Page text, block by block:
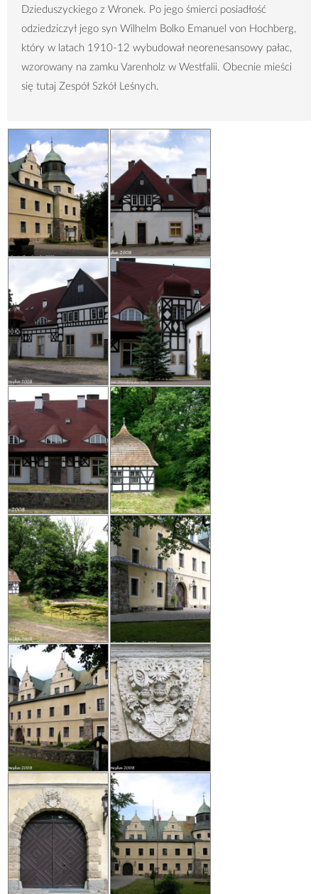
Dzieduszyckiego z Wronek. Po jego śmierci posiadłość
odziedziczył jego syn Wilhelm Bolko Emanuel von Hochberg,
który w latach 1910-12 wybudował neorenesansowy pałac,
wzorowany na zamku Varenholz w Westfalii. Obecnie mieści
się tutaj Zespół Szkół Leśnych.